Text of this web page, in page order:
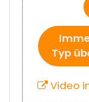
Typ
Video